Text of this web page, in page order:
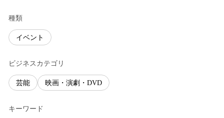
種類
イベント
ビジネスカテゴリ
芸能 映画・演劇・DVD
キーワード